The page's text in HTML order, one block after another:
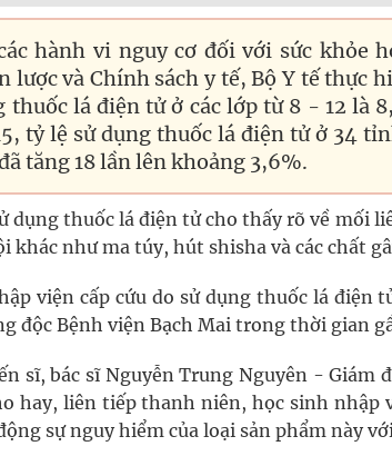
hành vi nguy cơ đối với sức khỏe
lược và Chính sách y tế, Bộ Y tế thực
thuốc lá điện tử ở các lớp từ 8 - 12 là
tỷ lệ sử dụng thuốc lá điện tử ở 34
tăng 18 lần lên khoảng 3,6%.
dụng thuốc lá điện tử cho thấy rõ về mối
khác như ma túy, hút shisha và các chất
viện cấp cứu do sử dụng thuốc lá điện
độc Bệnh viện Bạch Mai trong thời gian
sĩ, bác sĩ Nguyễn Trung Nguyên - Giám
hay, liên tiếp thanh niên, học sinh nhập
sự nguy hiểm của loại sản phẩm này